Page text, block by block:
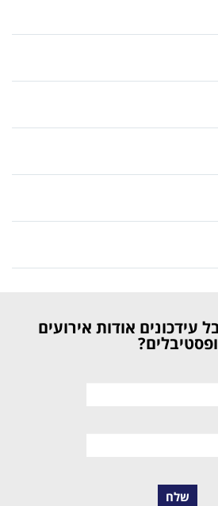
ופסטיבלים?
שלח